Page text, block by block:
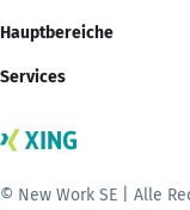
Hauptbereiche
Services
© New Work SE | Alle